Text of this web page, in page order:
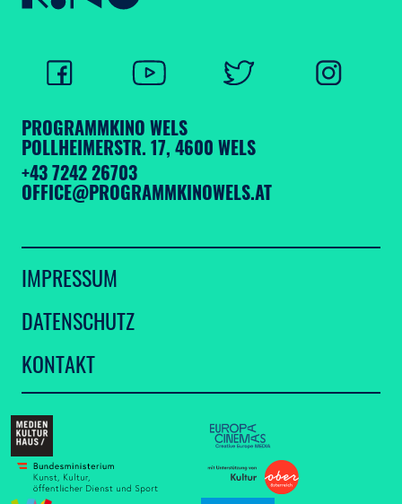
PROGRAMMKINO WELS
POLLHEIMERSTR. 17, 4600 WELS
+43 7242 26703
OFFICE@PROGRAMMKINOWELS.AT
IMPRESSUM
DATENSCHUTZ
KONTAKT